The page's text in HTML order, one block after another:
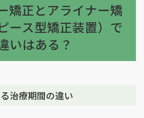
矯正とアライナー矯
ース型矯正装置）で
いはある？
治療期間の違い